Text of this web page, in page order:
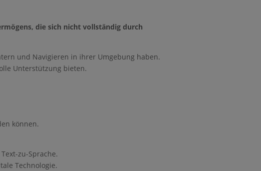
die sich nicht vollständig durch
und Navigieren in ihrer Umgebung haben.
Unterstützung bieten.
können.
zu-Sprache.
Technologie.